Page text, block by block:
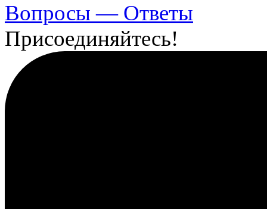
Вопросы — Ответы
Присоединяйтесь!